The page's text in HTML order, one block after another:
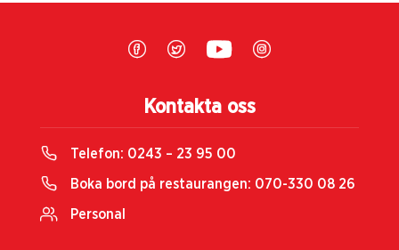
Kontakta oss
Telefon: 0243 – 23 95 00
Boka bord på restaurangen: 070-330 08 26
Personal